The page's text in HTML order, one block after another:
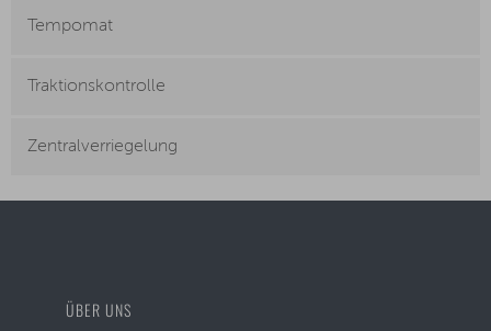
Tempomat
Traktionskontrolle
Zentralverriegelung
ÜBER UNS